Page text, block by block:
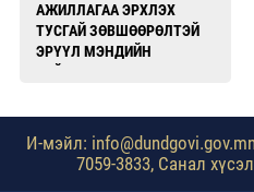
АЖИЛЛАГАА ЭРХЛЭХ
ТУСГАЙ ЗӨВШӨӨРӨЛТЭЙ
ЭРҮҮЛ МЭНДИЙН
И-мэйл:
7059-3833, Санал